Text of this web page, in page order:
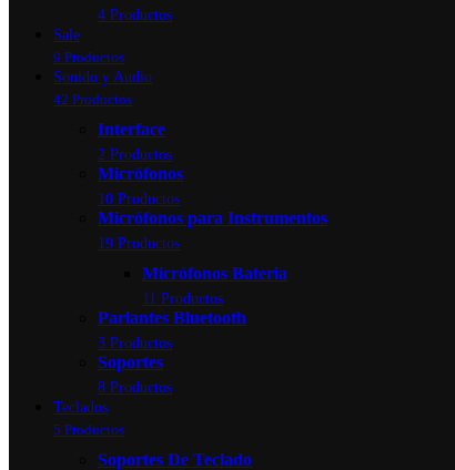
4 Productos
Sale
9 Productos
Sonido y Audio
42 Productos
Interface
2 Productos
Micrófonos
10 Productos
Micrófonos para Instrumentos
19 Productos
Micrófonos Bateria
11 Productos
Parlantes Bluetooth
3 Productos
Soportes
8 Productos
Teclados
5 Productos
Soportes De Teclado